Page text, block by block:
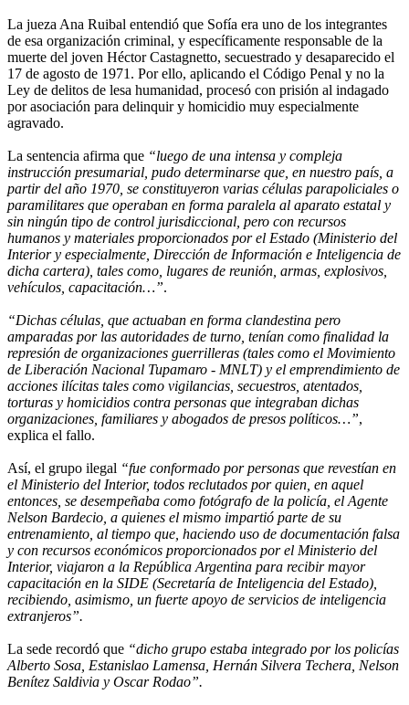
La jueza Ana Ruibal entendió que Sofía era uno de los integrantes
de esa organización criminal, y específicamente responsable de la
muerte del joven Héctor Castagnetto, secuestrado y desaparecido el
17 de agosto de 1971. Por ello, aplicando el Código Penal y no la
Ley de delitos de lesa humanidad, procesó con prisión al indagado
por asociación para delinquir y homicidio muy especialmente
agravado.
La sentencia afirma que “luego de una intensa y compleja
instrucción presumarial, pudo determinarse que, en nuestro país, a
partir del año 1970, se constituyeron varias células parapoliciales o
paramilitares que operaban en forma paralela al aparato estatal y
sin ningún tipo de control jurisdiccional, pero con recursos
humanos y materiales proporcionados por el Estado (Ministerio del
Interior y especialmente, Dirección de Información e Inteligencia de
dicha cartera), tales como, lugares de reunión, armas, explosivos,
vehículos, capacitación…”.
“Dichas células, que actuaban en forma clandestina pero
amparadas por las autoridades de turno, tenían como finalidad la
represión de organizaciones guerrilleras (tales como el Movimiento
de Liberación Nacional Tupamaro - MNLT) y el emprendimiento de
acciones ilícitas tales como vigilancias, secuestros, atentados,
torturas y homicidios contra personas que integraban dichas
organizaciones, familiares y abogados de presos políticos…”,
explica el fallo.
Así, el grupo ilegal “fue conformado por personas que revestían en
el Ministerio del Interior, todos reclutados por quien, en aquel
entonces, se desempeñaba como fotógrafo de la policía, el Agente
Nelson Bardecio, a quienes el mismo impartió parte de su
entrenamiento, al tiempo que, haciendo uso de documentación falsa
y con recursos económicos proporcionados por el Ministerio del
Interior, viajaron a la República Argentina para recibir mayor
capacitación en la SIDE (Secretaría de Inteligencia del Estado),
recibiendo, asimismo, un fuerte apoyo de servicios de inteligencia
extranjeros”.
La sede recordó que “dicho grupo estaba integrado por los policías
Alberto Sosa, Estanislao Lamensa, Hernán Silvera Techera, Nelson
Benítez Saldivia y Oscar Rodao”.